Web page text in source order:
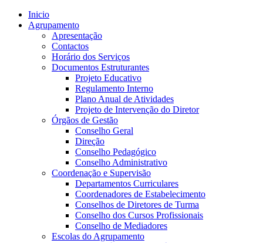
Inicio
Agrupamento
Apresentação
Contactos
Horário dos Serviços
Documentos Estruturantes
Projeto Educativo
Regulamento Interno
Plano Anual de Atividades
Projeto de Intervenção do Diretor
Órgãos de Gestão
Conselho Geral
Direção
Conselho Pedagógico
Conselho Administrativo
Coordenação e Supervisão
Departamentos Curriculares
Coordenadores de Estabelecimento
Conselhos de Diretores de Turma
Conselho dos Cursos Profissionais
Conselho de Mediadores
Escolas do Agrupamento